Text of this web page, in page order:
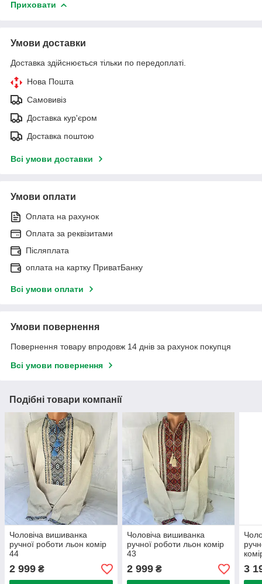
Приховати
Умови доставки
Доставка здійснюється тільки по передоплаті.
Нова Пошта
Самовивіз
Доставка кур'єром
Доставка поштою
Всі умови доставки
Умови оплати
Оплата на рахунок
Оплата за реквізитами
Післяплата
оплата на картку ПриватБанку
Всі умови оплати
Умови повернення
Повернення товару впродовж 14 днів за рахунок покупця
Всі умови повернення
Подібні товари компанії
Чоловіча вишиванка
ручної роботи льон комір
44
2 999 ₴
Чоловіча вишиванка
ручної роботи льон комір
43
2 999₴ 3